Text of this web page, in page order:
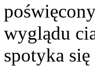
wyglądu
spotyka